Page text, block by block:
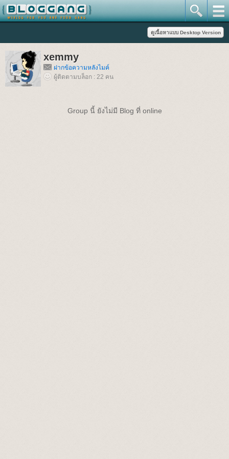
xemmy
ฝากข้อความหลังไมค์
ผู้ติดตามบล็อก : 22 คน
Group นี้ ยังไม่มี Blog ที่ online